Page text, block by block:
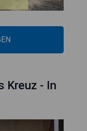
Kreuz - In